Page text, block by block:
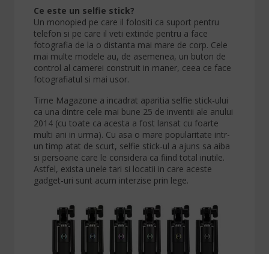
Ce este un selfie stick?
Un monopied pe care il folositi ca suport pentru
telefon si pe care il veti extinde pentru a face
fotografia de la o distanta mai mare de corp. Cele
mai multe modele au, de asemenea, un buton de
control al camerei construit in maner, ceea ce face
fotografiatul si mai usor.
Time Magazone a incadrat aparitia selfie stick-ului
ca una dintre cele mai bune 25 de inventii ale anului
2014 (cu toate ca acesta a fost lansat cu foarte
multi ani in urma). Cu asa o mare popularitate intr-
un timp atat de scurt, selfie stick-ul a ajuns sa aiba
si persoane care le considera ca fiind total inutile.
Astfel, exista unele tari si locatii in care aceste
gadget-uri sunt acum interzise prin lege.